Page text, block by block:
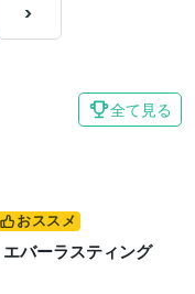
›
全て見る
おススメ
バーラスティング